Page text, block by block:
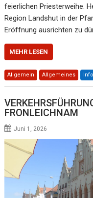
feierlichen Priesterweihe.
Region Landshut in der
Eröffnung ausrichten zu
MEHR LESEN
Allgemein Allgemeines
FRONLEICHNAM
Juni 1, 2026